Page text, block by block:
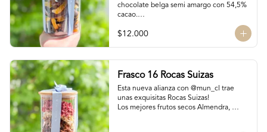
chocolate belga semi amargo con 54,5%
cacao.
$12.000
Frasco 16 Rocas Suizas
Esta nueva alianza con @mun_cl trae
unas exquisitas Rocas Suizas!
Los mejores frutos secos Almendra,